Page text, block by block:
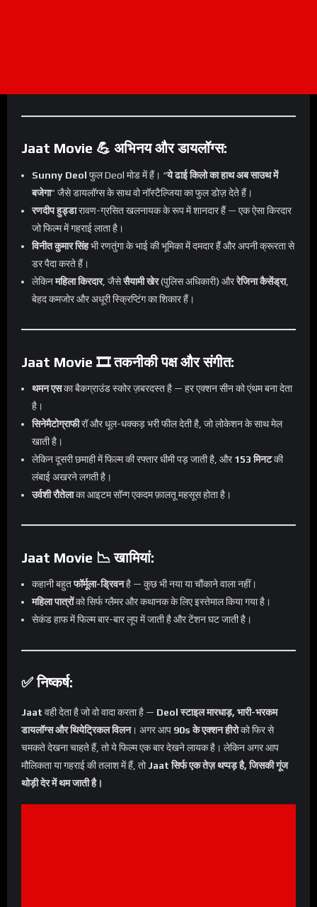
Jaat Movie 💪 अभिनय और डायलॉग्स:
Sunny Deol फुल Deol मोड में हैं। “ये ढाई किलो का हाथ अब साउथ में
बजेगा” जैसे डायलॉग्स के साथ वो नॉस्टैल्जिया का फुल डोज़ देते हैं।
रणदीप हुड्डारावण-ग्रसित खलनायक के रूप में शानदार हैं — एक ऐसा किरदार
जो फिल्म में गहराई लाता है।
विनीत कुमार सिंहभी रणतुंगा के भाई की भूमिका में दमदार हैं और अपनी क्रूरता से
डर पैदा करते हैं।
लेकिनमहिला किरदार, जैसेसैयामी खेर(पुलिस अधिकारी) औररेजिना कैसेंड्रा,
बेहद कमजोर और अधूरी स्क्रिप्टिंग का शिकार हैं।
Jaat Movie 🎞️ तकनीकी पक्ष और संगीत:
थमन एसका बैकग्राउंड स्कोर ज़बरदस्त है — हर एक्शन सीन को एंथम बना देता
है।
सिनेमैटोग्राफीरॉ और धूल-धक्कड़ भरी फील देती है, जो लोकेशन के साथ मेल
खाती है।
लेकिन दूसरी छमाही में फिल्म की रफ्तार धीमी पड़ जाती है, और153 मिनटकी
लंबाई अखरने लगती है।
उर्वशी रौतेलाका आइटम सॉन्ग एकदम फ़ालतू महसूस होता है।
Jaat Movie 📉 खामियां:
कहानी बहुतफॉर्मूला-ड्रिवनहै — कुछ भी नया या चौंकाने वाला नहीं।
महिला पात्रोंको सिर्फ ग्लैमर और कथानक के लिए इस्तेमाल किया गया है।
सेकंड हाफ में फिल्म बार-बार लूप में जाती है और टेंशन घट जाती है।
✅ निष्कर्ष:
Jaat वही देता है जो वो वादा करता है — Deol स्टाइल मारधाड़, भारी-भरकम
डायलॉग्स और थियेट्रिकल विलन। अगर आप 90s के एक्शन हीरोको फिर से
चमकते देखना चाहते हैं, तो ये फिल्म एक बार देखने लायक है। लेकिन अगर आप
मौलिकता या गहराई की तलाश में हैं, तोJaat सिर्फ एक तेज़ थप्पड़ है, जिसकी गूंज
थोड़ी देर में थम जाती है।